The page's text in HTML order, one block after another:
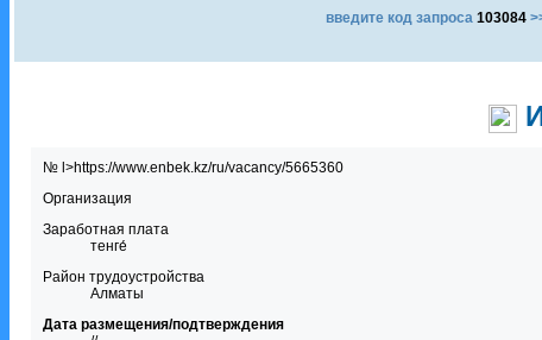
введите код запроса 103084
№ l>https://www.enbek.kz/ru/vacancy/5665360
Организация
Заработная плата
тенге́
Район трудоустройства
Алматы
Дата размещения/подтверждения